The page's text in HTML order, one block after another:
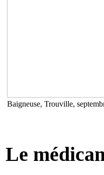
Baigneuse, Trouville,
Le